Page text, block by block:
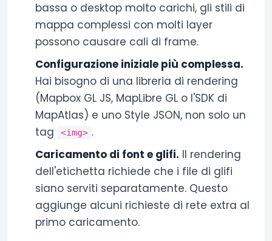
bassa o desktop molto carichi, gli stili di
mappa complessi con molti layer
possono causare cali di frame.
Configurazione iniziale più complessa.
Hai bisogno di una libreria di rendering
(Mapbox GL JS, MapLibre GL o l'SDK di
MapAtlas) e uno Style JSON, non solo un
tag
<img> .
Caricamento di font e glifi. Il rendering
dell'etichetta richiede che i file di glifi
siano serviti separatamente. Questo
aggiunge alcuni richieste di rete extra al
primo caricamento.